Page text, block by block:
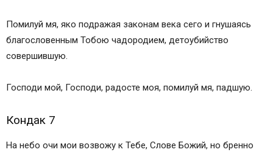
Помилуй мя, яко подражая законам века сего и гнушаясь
благословенным Тобою чадородием, детоубийство
совершившую.
Господи мой, Господи, радосте моя, помилуй мя, падшую.
Кондак 7
На небо очи мои возвожу к Тебе, Слове Божий, но бренно